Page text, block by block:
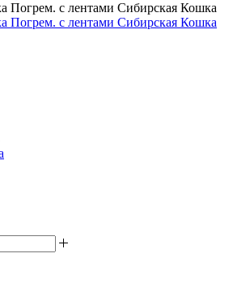
Погрем. с лентами Сибирская Кошка